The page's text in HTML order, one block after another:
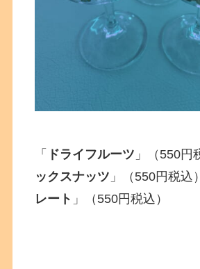
「 ドライフルーツ 」（550円
ックスナッツ 」（550円税込
レート 」（550円税込）